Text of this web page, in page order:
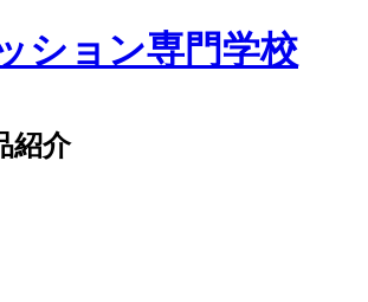
ション専門学校
紹介